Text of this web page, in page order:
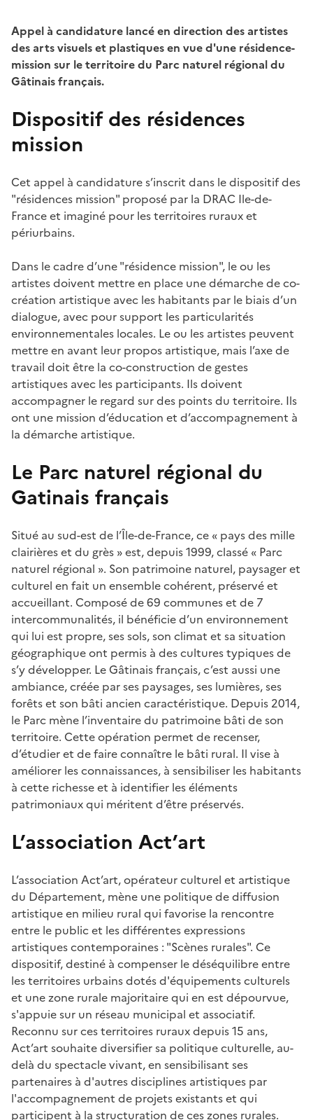
Appel à candidature lancé en direction des artistes
des arts visuels et plastiques en vue d'une résidence-
mission sur le territoire du Parc naturel régional du
Gâtinais français.
Dispositif des résidences
mission
Cet appel à candidature s’inscrit dans le dispositif des
"résidences mission" proposé par la DRAC Ile-de-
France et imaginé pour les territoires ruraux et
périurbains.
Dans le cadre d’une "résidence mission", le ou les
artistes doivent mettre en place une démarche de co-
création artistique avec les habitants par le biais d’un
dialogue, avec pour support les particularités
environnementales locales. Le ou les artistes peuvent
mettre en avant leur propos artistique, mais l’axe de
travail doit être la co-construction de gestes
artistiques avec les participants. Ils doivent
accompagner le regard sur des points du territoire. Ils
ont une mission d’éducation et d’accompagnement à
la démarche artistique.
Le Parc naturel régional du
Gatinais français
Situé au sud-est de l’Île-de-France, ce « pays des mille
clairières et du grès » est, depuis 1999, classé « Parc
naturel régional ». Son patrimoine naturel, paysager et
culturel en fait un ensemble cohérent, préservé et
accueillant. Composé de 69 communes et de 7
intercommunalités, il bénéficie d’un environnement
qui lui est propre, ses sols, son climat et sa situation
géographique ont permis à des cultures typiques de
s’y développer. Le Gâtinais français, c’est aussi une
ambiance, créée par ses paysages, ses lumières, ses
forêts et son bâti ancien caractéristique. Depuis 2014,
le Parc mène l’inventaire du patrimoine bâti de son
territoire. Cette opération permet de recenser,
d’étudier et de faire connaître le bâti rural. Il vise à
améliorer les connaissances, à sensibiliser les habitants
à cette richesse et à identifier les éléments
patrimoniaux qui méritent d’être préservés.
L’association Act’art
L’association Act’art, opérateur culturel et artistique
du Département, mène une politique de diffusion
artistique en milieu rural qui favorise la rencontre
entre le public et les différentes expressions
artistiques contemporaines : "Scènes rurales". Ce
dispositif, destiné à compenser le déséquilibre entre
les territoires urbains dotés d'équipements culturels
et une zone rurale majoritaire qui en est dépourvue,
s'appuie sur un réseau municipal et associatif.
Reconnu sur ces territoires ruraux depuis 15 ans,
Act’art souhaite diversifier sa politique culturelle, au-
delà du spectacle vivant, en sensibilisant ses
partenaires à d'autres disciplines artistiques par
l'accompagnement de projets existants et qui
participent à la structuration de ces zones rurales.